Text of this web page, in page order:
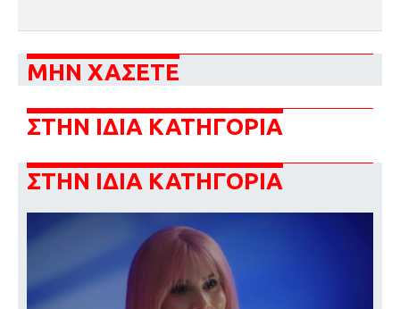
ΜΗΝ ΧΑΣΕΤΕ
ΣΤΗΝ ΙΔΙΑ ΚΑΤΗΓΟΡΙΑ
ΣΤΗΝ ΙΔΙΑ ΚΑΤΗΓΟΡΙΑ